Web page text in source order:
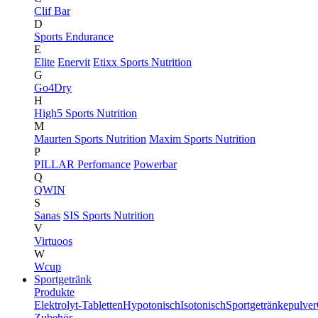
Clif Bar
D
Sports Endurance
E
Elite Enervit Etixx Sports Nutrition
G
Go4Dry
H
High5 Sports Nutrition
M
Maurten Sports Nutrition Maxim Sports Nutrition
P
PILLAR Perfomance Powerbar
Q
QWIN
S
Sanas SIS Sports Nutrition
V
Virtuoos
W
Wcup
Sportgetränk
Produkte
Elektrolyt-TablettenHypotonischIsotonischSportgetränkepulver